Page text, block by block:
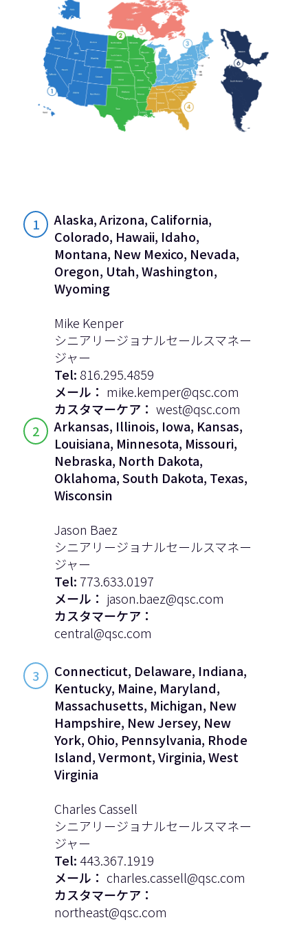
1
Alaska, Arizona, California,
Colorado, Hawaii, Idaho,
Montana, New Mexico, Nevada,
Oregon, Utah, Washington,
Wyoming
Mike Kenper
シニアリージョナルセールスマネー
ジャー
Tel: 816.295.4859
メール： mike.kemper@qsc.com
カスタマーケア： west@qsc.com
2
Arkansas, Illinois, Iowa, Kansas,
Louisiana, Minnesota, Missouri,
Nebraska, North Dakota,
Oklahoma, South Dakota, Texas,
Wisconsin
Jason Baez
シニアリージョナルセールスマネー
ジャー
Tel: 773.633.0197
メール： jason.baez@qsc.com
カスタマーケア：
central@qsc.com
3
Connecticut, Delaware, Indiana,
Kentucky, Maine, Maryland,
Massachusetts, Michigan, New
Hampshire, New Jersey, New
York, Ohio, Pennsylvania, Rhode
Island, Vermont, Virginia, West
Virginia
Charles Cassell
シニアリージョナルセールスマネー
ジャー
Tel: 443.367.1919
メール： charles.cassell@qsc.com
カスタマーケア：
northeast@qsc.com